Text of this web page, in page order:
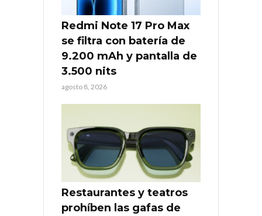
Redmi Note 17 Pro Max
se filtra con batería de
9.200 mAh y pantalla de
3.500 nits
agosto 8, 2026
Restaurantes y teatros
prohíben las gafas de